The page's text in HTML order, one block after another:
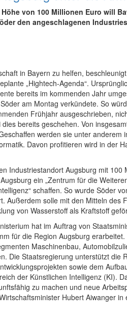
von 100 Millionen Euro will
den angeschlagenen
in Bayern zu helfen,
„Hightech-Agenda“.
bereits im kommenden Jahr
am Montag verkündete. So
Frühjahr ausgeschrieben,
bereits geschehen. Von
werden sie unter anderem
Davon profitieren wird in der
Industriestandort Augsburg mit 100
ein „Zentrum für die
schaffen. So wurde Söder
Außerdem solle mit den Mitteln des
von Wasserstoff als Kraftstoff
hat im Auftrag von
für die Region Augsburg erarbeitet.
Maschinenbau,
Die Staatsregierung unterstützt die
sowie dem
der Künstlichen Intelligenz (KI).
zu machen und neue
Hubert Aiwanger